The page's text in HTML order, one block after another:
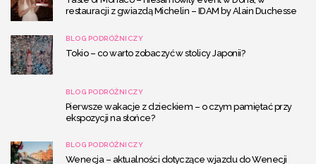
restauracji z gwiazdą Michelin – IDAM by Alain Duchesse
BLOG PODRÓŻNICZY
Tokio – co warto zobaczyć w stolicy Japonii?
BLOG PODRÓŻNICZY
Pierwsze wakacje z dzieckiem – o czym pamiętać przy
ekspozycji na słońce?
BLOG PODRÓŻNICZY
Wenecja – aktualności dotyczące wjazdu do Wenecji